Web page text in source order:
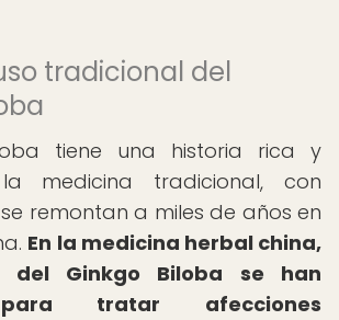
tradicional del
tiene una historia rica y
medicina tradicional, con
remontan a miles de años en
En la medicina herbal china,
del Ginkgo Biloba se han
tratar afecciones